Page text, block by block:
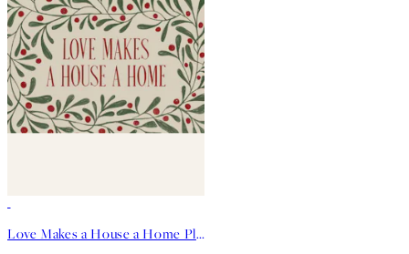
Love Makes a House a Home Plakat